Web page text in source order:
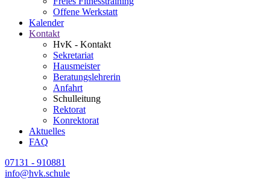
Offene Werkstatt
Kalender
Kontakt
HvK - Kontakt
Sekretariat
Hausmeister
Beratungslehrerin
Anfahrt
Schulleitung
Rektorat
Konrektorat
Aktuelles
FAQ
07131 - 910881
info@hvk.schule